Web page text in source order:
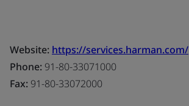
Website: https://services.harman.com/
Phone: 91-80-33071000
Fax: 91-80-33072000